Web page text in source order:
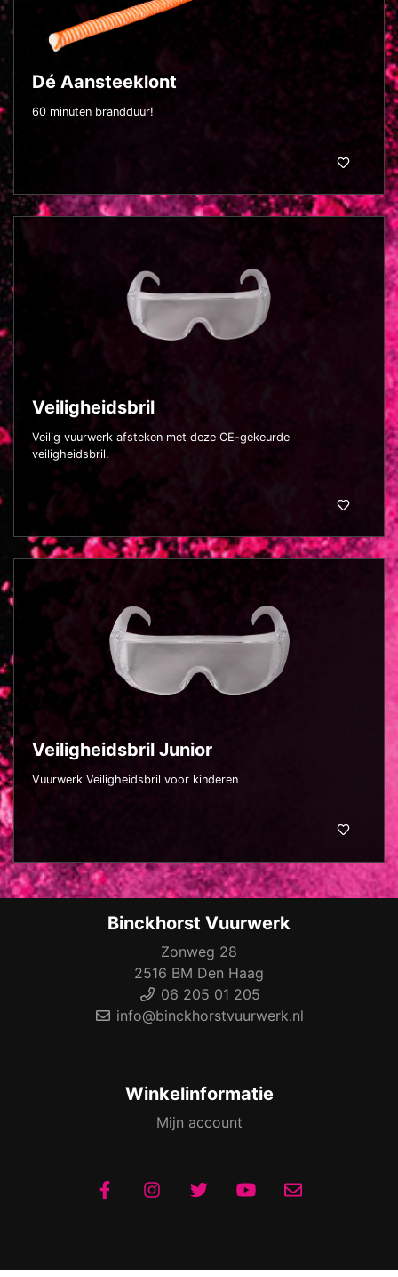
Dé Aansteeklont
60 minuten brandduur!
Veiligheidsbril
Veilig vuurwerk afsteken met deze CE-gekeurde
veiligheidsbril.
Veiligheidsbril Junior
Vuurwerk Veiligheidsbril voor kinderen
Binckhorst Vuurwerk
Zonweg 28
2516 BM Den Haag
06 205 01 205
info@binckhorstvuurwerk.nl
Winkelinformatie
Mijn account